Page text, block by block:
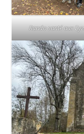
Rando santé aux